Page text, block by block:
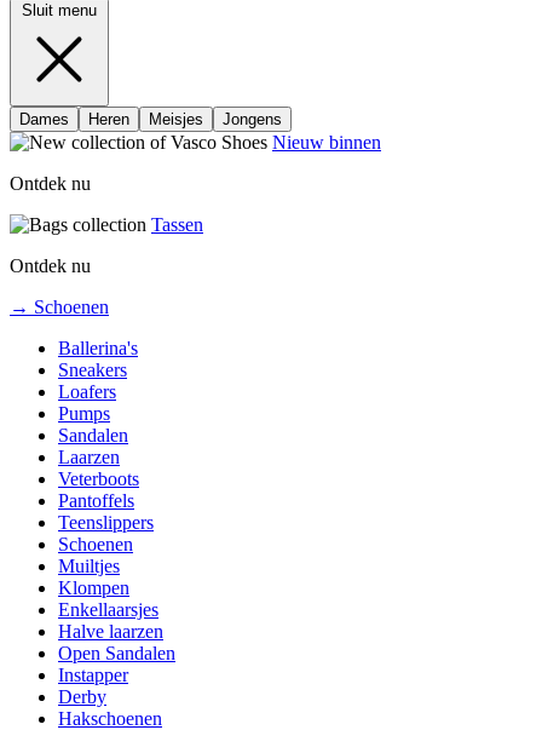
Sluit menu
Dames Heren Meisjes Jongens
Nieuw binnen
Ontdek nu
Tassen
Ontdek nu
→ Schoenen
Ballerina's
Sneakers
Loafers
Pumps
Sandalen
Laarzen
Veterboots
Pantoffels
Teenslippers
Schoenen
Muiltjes
Klompen
Enkellaarsjes
Halve laarzen
Open Sandalen
Instapper
Derby
Hakschoenen